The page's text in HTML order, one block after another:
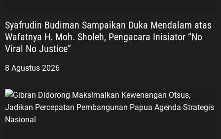
Syafrudin Budiman Sampaikan Duka Mendalam atas
Wafatnya H. Moh. Sholeh, Pengacara Inisiator “No
Viral No Justice”
8 Agustus 2026